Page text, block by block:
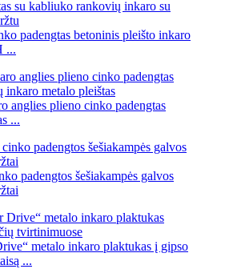
padengtas betoninis pleišto inkaro
...
anglies plieno cinko padengtas
...
padengtos šešiakampės galvos
metalo inkaro plaktukas į gipso
...